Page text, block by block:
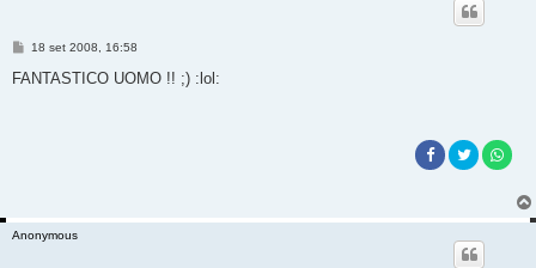
M
s
18 set 2008, 16:58
FANTASTICO UOMO !! ;) :lol:
Anonymous